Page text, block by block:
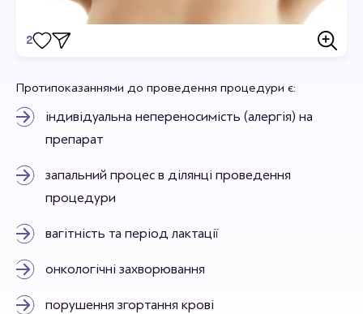
Протипоказаннями до проведення процедури є:
індивідуальна непереносимість (алергія) на
препарат
запальний процес в ділянці проведення
процедури
вагітність та період лактації
онкологічні захворювання
порушення згортання крові
2
Станьте першим хто залишить відгук.